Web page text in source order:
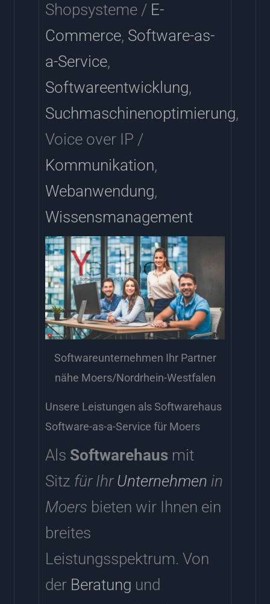
Shopsysteme / E-
Commerce, Software-as-
a-Service,
Softwareentwicklung,
Suchmaschinenoptimierung,
Voice over IP /
Kommunikation,
Webanwendung,
Wissensmanagement
Softwareunternehmen Ihr Partner
nähe Moers/Nordrhein-Westfalen
Unsere Leistungen als Softwarehaus
Software-as-a-Service für Moers
Als Softwarehausmit
Sitz für Ihr Unternehmen in
Moers bieten wir Ihnen ein
breites
Leistungsspektrum. Von
der Beratung und